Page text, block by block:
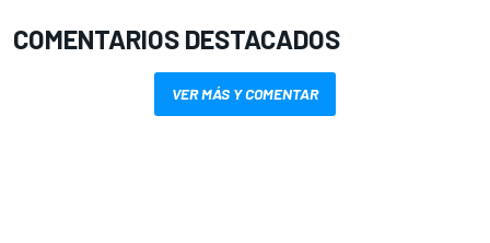
COMENTARIOS DESTACADOS
VER MÁS Y COMENTAR